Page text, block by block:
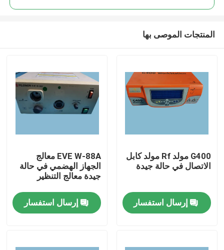
المنتجات الموصى بها
G400 مولد Rf مولد كابل
الاتصال في حالة جيدة
إرسال استفسار
EVE W-88A معالج
الجهاز الهضمي في حالة
جيدة معالج التنظير
إرسال استفسار